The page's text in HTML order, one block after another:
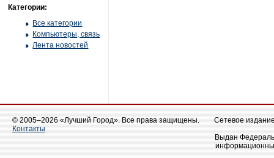
Категории:
Все категории
Компьютеры, связь
Лента новостей
© 2005–2026 «Лучший Город». Все права защищены.
Контакты
Сетевое
Выдан